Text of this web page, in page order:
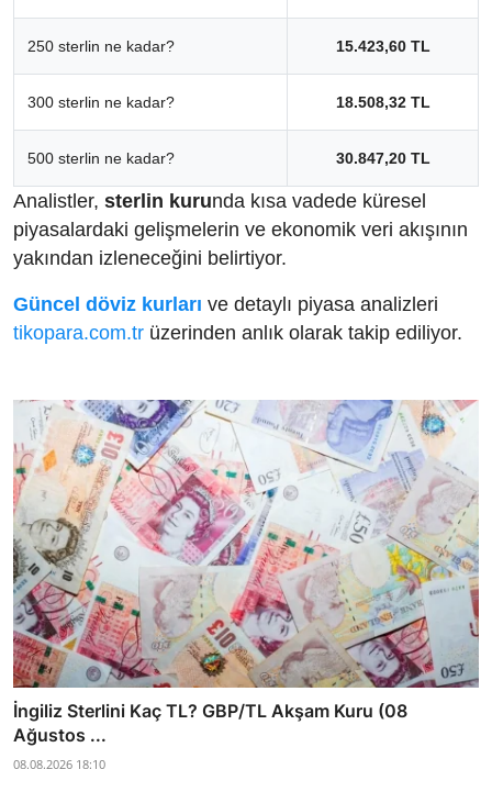
250 sterlin ne kadar? 15.423,60 TL
300 sterlin ne kadar? 18.508,32 TL
500 sterlin ne kadar? 30.847,20 TL
Analistler, sterlin kurunda kısa vadede küresel
piyasalardaki gelişmelerin ve ekonomik veri akışının
yakından izleneceğini belirtiyor.
Güncel döviz kurları ve detaylı piyasa analizleri
tikopara.com.tr üzerinden anlık olarak takip ediliyor.
İngiliz Sterlini Kaç TL? GBP/TL Akşam Kuru (08
Ağustos ...
08.08.2026 18:10